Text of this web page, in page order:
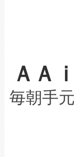
加組織
選定さ
取得で
設には
最高経
す。「
ームを
事業者
系統連
限を超
持でき
ービス
テリー
念は、
狭視野
ケーブ
なレー
な環境
キロメ
LiDAR
は1535
イズの
ＡＡ
毎朝手